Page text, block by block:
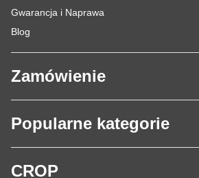
Gwarancja i Naprawa
Blog
Zamówienie
Popularne kategorie
CROP